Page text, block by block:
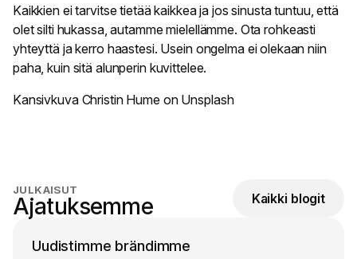
Kaikkien ei tarvitse tietää kaikkea ja jos sinusta tuntuu, että
olet silti hukassa, autamme mielellämme. Ota rohkeasti
yhteyttäja kerro haastesi. Usein ongelma ei olekaan niin
paha, kuin sitä alunperin kuvittelee.
Kansivkuva Christin Hume on Unsplash
JULKAISUT
Ajatuksemme Kaikki blogit
Uudistimme brändimme